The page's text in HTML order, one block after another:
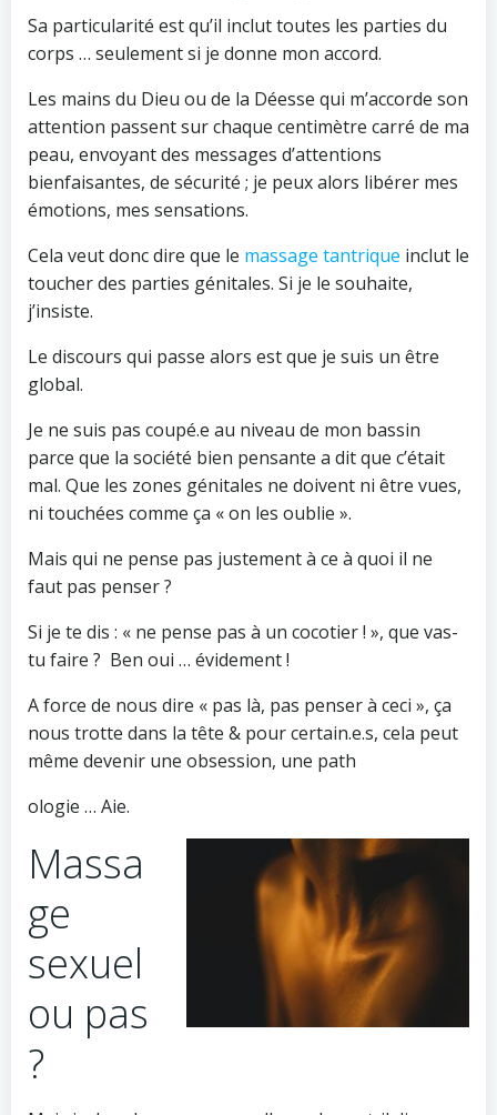
Sa particularité est qu’il inclut toutes les parties du
corps … seulement si je donne mon accord.
Les mains du Dieu ou de la Déesse qui m’accorde son
attention passent sur chaque centimètre carré de ma
peau, envoyant des messages d’attentions
bienfaisantes, de sécurité ; je peux alors libérer mes
émotions, mes sensations.
Cela veut donc dire que le massage tantrique inclut le
toucher des parties génitales. Si je le souhaite,
j’insiste.
Le discours qui passe alors est que je suis un être
global.
Je ne suis pas coupé.e au niveau de mon bassin
parce que la société bien pensante a dit que c’était
mal. Que les zones génitales ne doivent ni être vues,
ni touchées comme ça « on les oublie ».
Mais qui ne pense pas justement à ce à quoi il ne
faut pas penser ?
Si je te dis : « ne pense pas à un cocotier ! », que vas-
tu faire ? Ben oui … évidement !
A force de nous dire « pas là, pas penser à ceci », ça
nous trotte dans la tête & pour certain.e.s, cela peut
même devenir une obsession, une path
ologie … Aie.
Massa
ge
sexuel
ou pas
?